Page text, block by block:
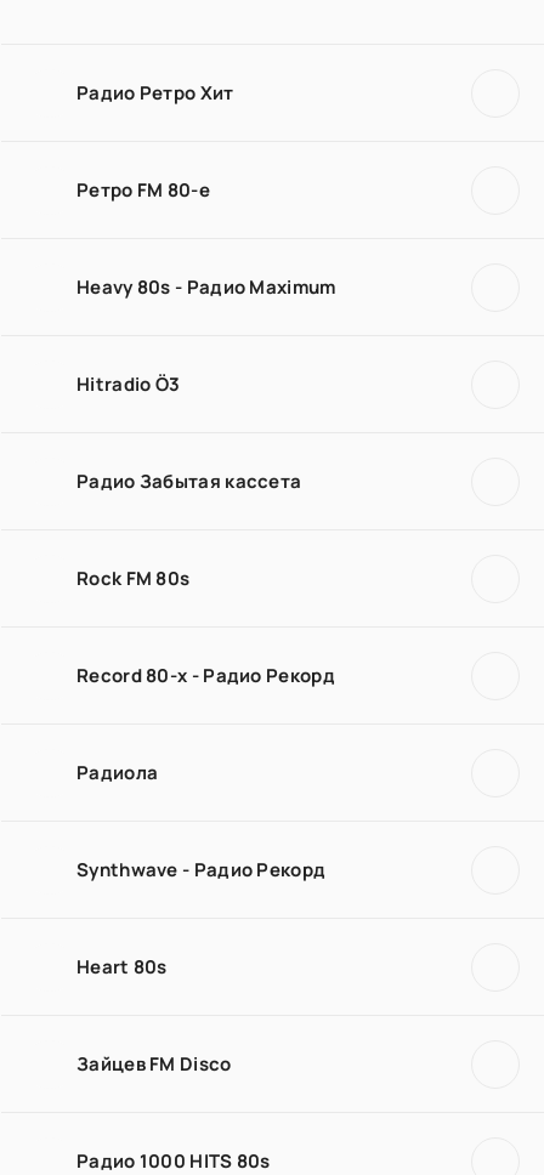
Радио Ретро Хит
Ретро FM 80-е
Heavy 80s - Радио Maximum
Hitradio Ö3
Радио Забытая кассета
Rock FM 80s
Record 80-х - Радио Рекорд
Радиола
Synthwave - Радио Рекорд
Heart 80s
Зайцев FM Disco
Радио 1000 HITS 80s